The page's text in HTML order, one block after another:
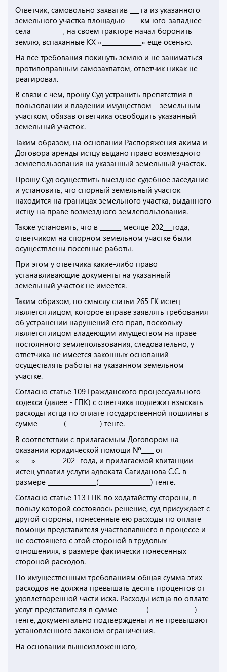
Ответчик, самовольно захватив ___ га из указанного
земельного участка площадью ____ км юго-западнее
села __________, на своем тракторе начал боронить
землю, вспаханные КХ «_____________» ещё осенью.
На все требования покинуть землю и не заниматься
противоправным самозахватом, ответчик никак не
реагировал.
В связи с чем, прошу Суд устранить препятствия в
пользовании и владении имуществом – земельным
участком, обязав ответчика освободить указанный
земельный участок.
Таким образом, на основании Распоряжения акима и
Договора аренды истцу выдано право возмездного
землепользования на указанный земельный участок.
Прошу Суд осуществить выездное судебное заседание
и установить, что спорный земельный участок
находится на границах земельного участка, выданного
истцу на праве возмездного землепользования.
Также установить, что в _______ месяце 202___года,
ответчиком на спорном земельном участке были
осуществлены посевные работы.
При этом у ответчика какие-либо право
устанавливающие документы на указанный
земельный участок не имеется.
Таким образом, по смыслу статьи 265 ГК истец
является лицом, которое вправе заявлять требования
об устранении нарушений его прав, поскольку
является лицом владеющим имуществом на праве
постоянного землепользования, следовательно, у
ответчика не имеется законных оснований
осуществлять работы на указанном земельном
участке.
Согласно статье 109 Гражданского процессуального
кодекса (далее - ГПК) с ответчика подлежит взыскать
расходы истца по оплате государственной пошлины в
сумме ________(___________) тенге.
В соответствии с прилагаемым Договором на
оказании юридической помощи №____ от
«____»_________202_ года, и прилагаемой квитанции
истец уплатил услуги адвоката Сагиданова С.С. в
размере ________________(_________________) тенге.
Согласно статье 113 ГПК по ходатайству стороны, в
пользу которой состоялось решение, суд присуждает с
другой стороны, понесенные ею расходы по оплате
помощи представителя участвовавшего в процессе и
не состоящего с этой стороной в трудовых
отношениях, в размере фактически понесенных
стороной расходов.
По имущественным требованиям общая сумма этих
расходов не должна превышать десять процентов от
удовлетворенной части иска. Расходы истца по оплате
услуг представителя в сумме _________(_______________)
тенге, документально подтверждены и не превышают
установленного законом ограничения.
На основании вышеизложенного,